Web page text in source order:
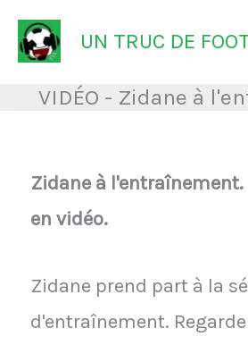
Aller
au
contenu
UN TRUC DE
VIDÉO - Zidane à
Zidane à
en vidéo.
Zidane prend part à la
d'entraînement.